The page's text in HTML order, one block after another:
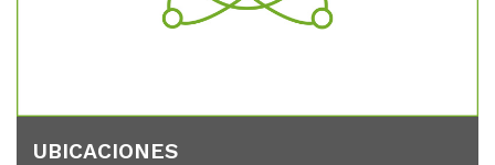
UBI­CA­CIO­NES